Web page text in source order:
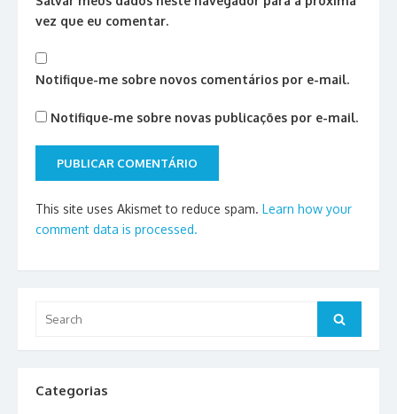
vez que eu comentar.
Notifique-me sobre novos comentários por e-mail.
Notifique-me sobre novas publicações por e-mail.
This site uses Akismet to reduce spam. Learn how your
comment data is processed.
for:
Search
Categorias